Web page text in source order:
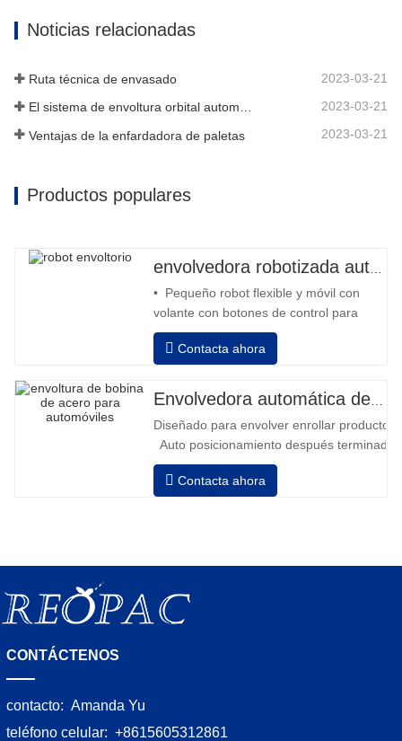
Noticias relacionadas
Ruta técnica de envasado 2023-03-21
El sistema de envoltura orbital automático envuelve 6 lados en el material 2023-03-21
Ventajas de la enfardadora de paletas 2023-03-21
Productos populares
• Pequeño robot flexible y móvil con
volante con botones de control para
avanzar y retroceder • Operación fuera
de la columna • 2 baterías serie 12V /
batería llena 120-130 palets • Cargador
tiempo de carga aprox. 8-10h
Contacta ahora
Diseñado para envolver enrollar
Auto posicionamiento después
velocidad, estiramiento fuerza puede ser
Neumático superior plato a prensa bobina
Contacta ahora
CONTÁCTENOS
contacto: Amanda Yu
teléfono celular: +8615605312861